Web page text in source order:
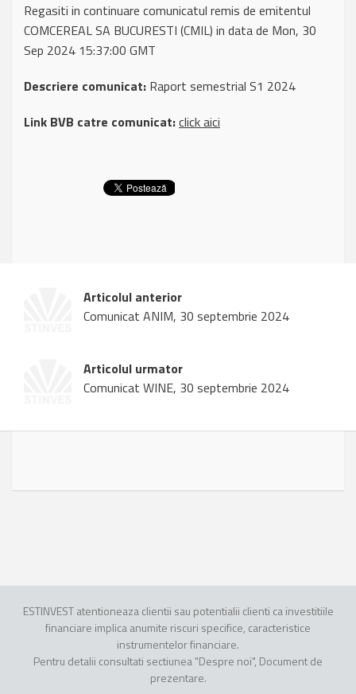
Regasiti in continuare comunicatul remis de emitentul
COMCEREAL SA BUCURESTI (CMIL) in data de Mon, 30
Sep 2024 15:37:00 GMT
Descriere comunicat: Raport semestrial S1 2024
Link BVB catre comunicat:click aici
Articolul anterior
Comunicat ANIM, 30 septembrie 2024
Articolul urmator
Comunicat WINE, 30 septembrie 2024
ESTINVEST atentioneaza clientii sau potentialii clienti ca investitiile
financiare implica anumite riscuri specifice, caracteristice
instrumentelor financiare.
Pentru detalii consultati sectiunea "Despre noi", Document de
prezentare.